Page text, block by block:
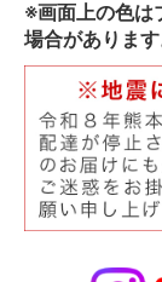
※画面上の色は
場合がありま